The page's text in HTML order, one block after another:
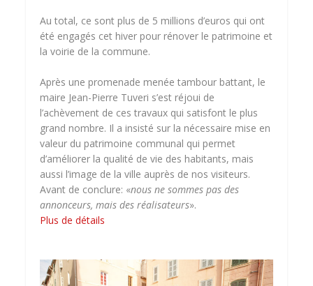
Au total, ce sont plus de 5 millions d’euros qui ont
été engagés cet hiver pour rénover le patrimoine et
la voirie de la commune.
Après une promenade menée tambour battant, le
maire Jean-Pierre Tuveri s’est réjoui de
l’achèvement de ces travaux qui satisfont le plus
grand nombre. Il a insisté sur la nécessaire mise en
valeur du patrimoine communal qui permet
d’améliorer la qualité de vie des habitants, mais
aussi l’image de la ville auprès de nos visiteurs.
Avant de conclure: «nous ne sommes pas des
annonceurs, mais des réalisateurs».
Plus de détails